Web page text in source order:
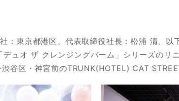
：東京都港区、代表取締役社長：松浦 清、以
ュオ ザ クレンジングバーム」シリーズのリ
区・神宮前のTRUNK(HOTEL) CAT